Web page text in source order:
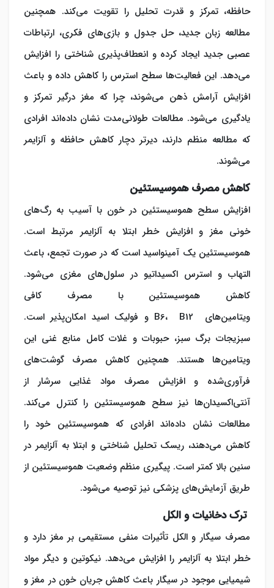
حافظه، تمرکز و قدرت تحلیل را تقویت می‌کند. همچنین
مطالعه زبان جدید، حل جدول و بازی‌های فکری، ارتباطات
عصبی جدید ایجاد کرده و انعطاف‌پذیری شناختی را افزایش
می‌دهد. این فعالیت‌ها سطح استرس را کاهش داده و باعث
افزایش آرامش ذهن می‌شوند، چرا که مغز درگیر تمرکز و
یادگیری می‌شود. مطالعات طولانی‌مدت نشان داده‌اند افرادی
که مطالعه منظم دارند، دیرتر دچار کاهش حافظه و آلزایمر
می‌شوند.
کاهش مصرف هموسیستئین
افزایش سطح هموسیستئین در خون با آسیب به رگ‌های
خونی مغز و افزایش خطر ابتلا به آلزایمر مرتبط است.
هموسیستئین یک آمینواسید است که در صورت تجمع، باعث
التهاب و استرس اکسیداتیو در سلول‌های مغزی می‌شود.
کاهش هموسیستئین با مصرف کافی
ویتامین‌های B6، B12 و فولیک اسید امکان‌پذیر است.
سبزیجات برگ سبز، حبوبات و غلات کامل منابع غنی این
ویتامین‌ها هستند. همچنین کاهش مصرف گوشت‌های
فرآوری‌شده و افزایش مصرف مواد غذایی سرشار از
آنتی‌اکسیدان‌ها نیز سطح هموسیستئین را کنترل می‌کند.
مطالعات نشان داده‌اند افرادی که هموسیستئین خود را
کاهش می‌دهند، ریسک تحلیل شناختی و ابتلا به آلزایمر در
سنین بالا کمتر است. پیگیری منظم وضعیت هموسیستئین از
طریق آزمایش‌های پزشکی نیز توصیه می‌شود.
ترک دخانیات و الکل
مصرف سیگار و الکل تأثیرات منفی مستقیمی بر مغز دارد و
خطر ابتلا به آلزایمر را افزایش می‌دهد. نیکوتین و دیگر مواد
شیمیایی موجود در سیگار باعث کاهش جریان خون در مغز و